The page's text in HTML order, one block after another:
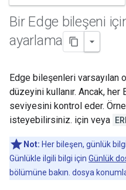
Bir Edge bileşeni
ayarlama
Edge bileşenleri varsayılan
düzeyini kullanır. Ancak,
seviyesini kontrol eder.
isteyebilirsiniz. için veya
Not: Her bileşen, günlük
Günlükle ilgili bilgi için Günlük
bölümüne bakın. dosya